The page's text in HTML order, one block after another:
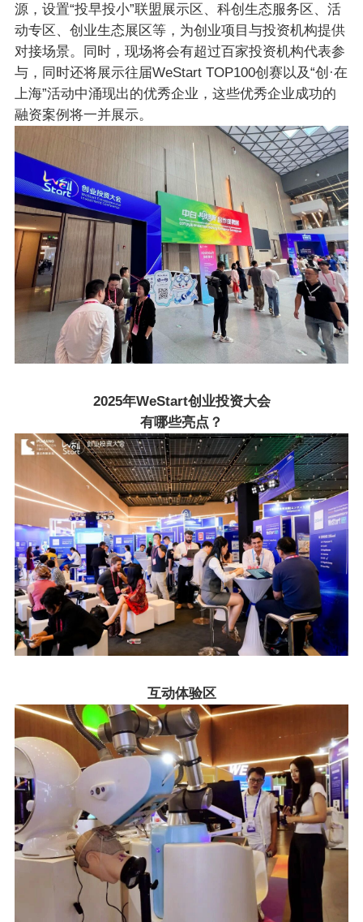
源，设置“投早投小”联盟展示区、科创生态服务区、活
动专区、创业生态展区等，为创业项目与投资机构提供
对接场景。同时，现场将会有超过百家投资机构代表参
与，同时还将展示往届WeStart TOP100创赛以及“创·在
上海”活动中涌现出的优秀企业，这些优秀企业成功的
融资案例将一并展示。
2025年WeStart创业投资大会
有哪些亮点？
互动体验区